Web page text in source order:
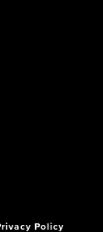
Policy